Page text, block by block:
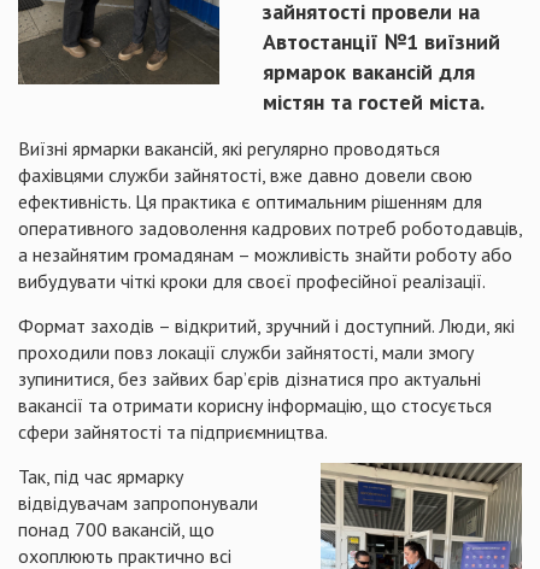
зайнятості провели на
Автостанції №1 виїзний
ярмарок вакансій для
містян та гостей міста.
Виїзні ярмарки вакансій, які регулярно проводяться
фахівцями служби зайнятості, вже давно довели свою
ефективність. Ця практика є оптимальним рішенням для
оперативного задоволення кадрових потреб роботодавців,
а незайнятим громадянам – можливість знайти роботу або
вибудувати чіткі кроки для своєї професійної реалізації.
Формат заходів – відкритий, зручний і доступний. Люди, які
проходили повз локації служби зайнятості, мали змогу
зупинитися, без зайвих бар’єрів дізнатися про актуальні
вакансії та отримати корисну інформацію, що стосується
сфери зайнятості та підприємництва.
Так, під час ярмарку
відвідувачам запропонували
понад 700 вакансій, що
охоплюють практично всі